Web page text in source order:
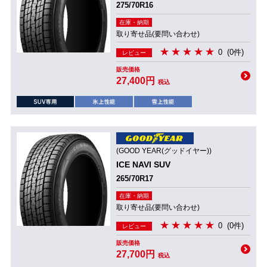
275/70R16
在庫・納期
取り寄せ品(要問い合わせ)
レビュー 0 (0件)
販売価格
27,400円 税込
(GOOD YEAR(グッドイヤー))
ICE NAVI SUV
265/70R17
在庫・納期
取り寄せ品(要問い合わせ)
レビュー 0 (0件)
販売価格
27,700円 税込